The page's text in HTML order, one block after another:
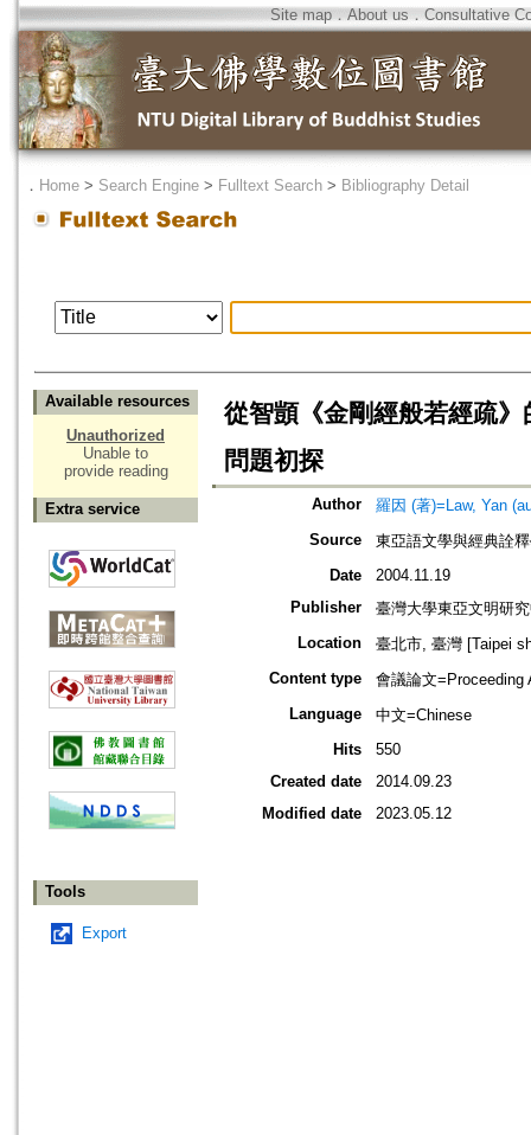
Site map．About us ． Consultative
． Home > Search Engine > Fulltext Search > Bibliography Detail
Available resources
Unauthorized
Unable to
provide reading
Extra service
Tools
Export
從智顗《金剛經般若經疏
問題初探
Author
羅因 (著)=Law, Yan
Source
東亞語文學與經典詮
Date
2004.11.19
Publisher
臺灣大學東亞文明研
Location
臺北市, 臺灣 [Taipei
Content type
會議論文=Proceeding
Language
中文=Chinese
Hits
550
Created date
2014.09.23
Modified date
2023.05.12